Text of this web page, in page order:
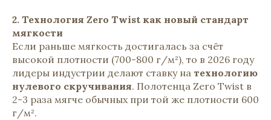
2. Технология Zero Twist как новый стандарт
мягкости
Если раньше мягкость достигалась за счёт
высокой плотности (700-800 г/м²), то в 2026 году
лидеры индустрии делают ставку на технологию
нулевого скручивания. Полотенца Zero Twist в
2-3 раза мягче обычных при той же плотности 600
г/м².